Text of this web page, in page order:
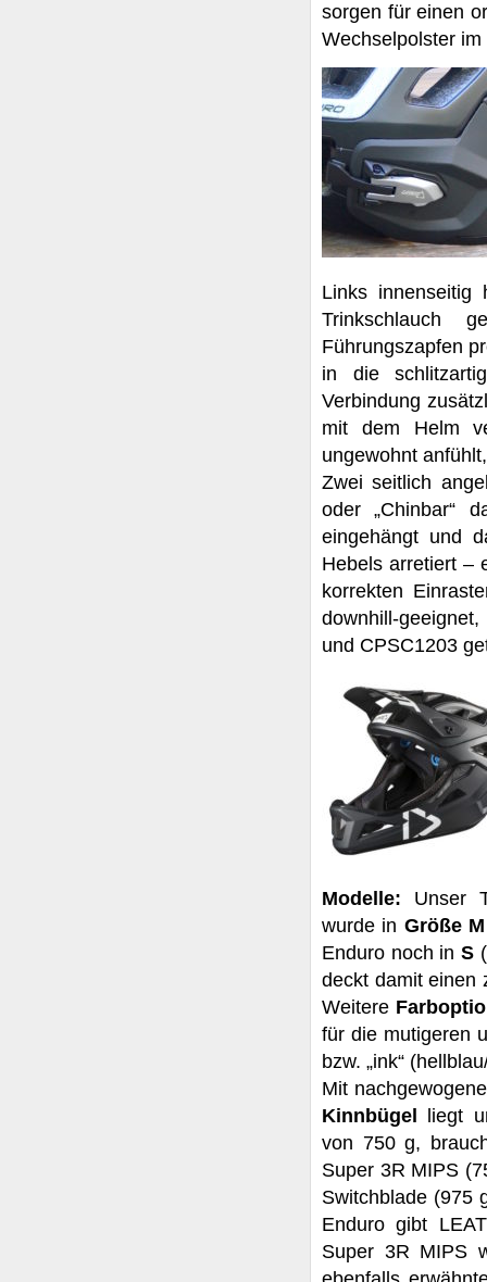
sorgen für einen
Wechselpolster
Links
Trinkschlauch
Führungszapfen
in die
Verbindung
mit dem Helm
ungewohnt
Zwei seitlich
oder „Chinbar“
eingehängt und
Hebels arretiert –
korrekten
downhill-
und CPSC1203
Modelle: Unser
wurde in Größe
Enduro noch in S
deckt damit einen
Weitere
für die mutigeren
bzw. „ink“
Mit
Kinnbügel
liegt
von 750 g,
Super 3R MIPS
Switchblade (975
Enduro gibt
Super 3R MIPS